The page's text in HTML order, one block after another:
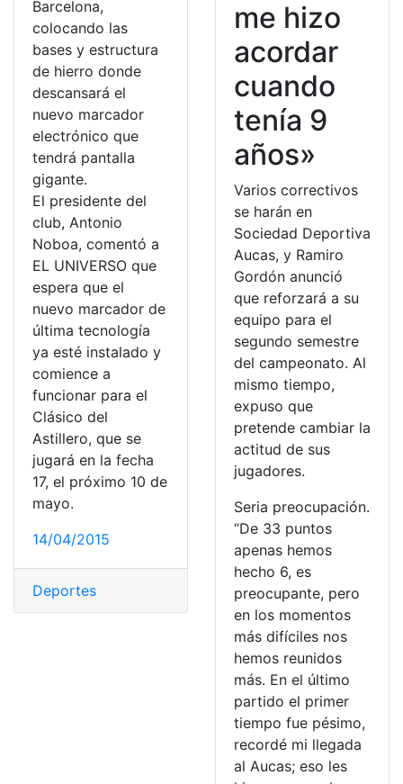
Barcelona,
colocando las
bases y estructura
de hierro donde
descansará el
nuevo marcador
electrónico que
tendrá pantalla
gigante.
El presidente del
club, Antonio
Noboa, comentó a
EL UNIVERSO que
espera que el
nuevo marcador de
última tecnología
ya esté instalado y
comience a
funcionar para el
Clásico del
Astillero, que se
jugará en la fecha
17, el próximo 10 de
mayo.
14/04/2015
Deportes
me hizo
acordar
cuando
tenía 9
años»
Varios correctivos
se harán en
Sociedad Deportiva
Aucas, y Ramiro
Gordón anunció
que reforzará a su
equipo para el
segundo semestre
del campeonato. Al
mismo tiempo,
expuso que
pretende cambiar la
actitud de sus
jugadores.
Seria preocupación.
“De 33 puntos
apenas hemos
hecho 6, es
preocupante, pero
en los momentos
más difíciles nos
hemos reunidos
más. En el último
partido el primer
tiempo fue pésimo,
recordé mi llegada
al Aucas; eso les